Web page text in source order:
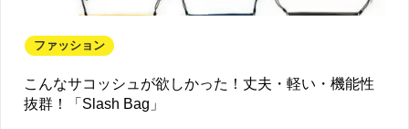
ファッション
こんなサコッシュが欲しかった！丈夫・軽い・機能性
抜群！「Slash Bag」